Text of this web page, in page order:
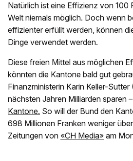
Natürlich ist eine Effizienz von 100
Welt niemals möglich. Doch wenn
effizienter erfüllt werden, können
Dinge verwendet werden.
Diese freien Mittel aus möglichen
könnten die Kantone bald gut
Finanzministerin Karin Keller-Sutter
nächsten Jahren Milliarden sparen –
Kantone. So will der Bund den
698 Millionen Franken weniger
Zeitungen von «CH Media» am